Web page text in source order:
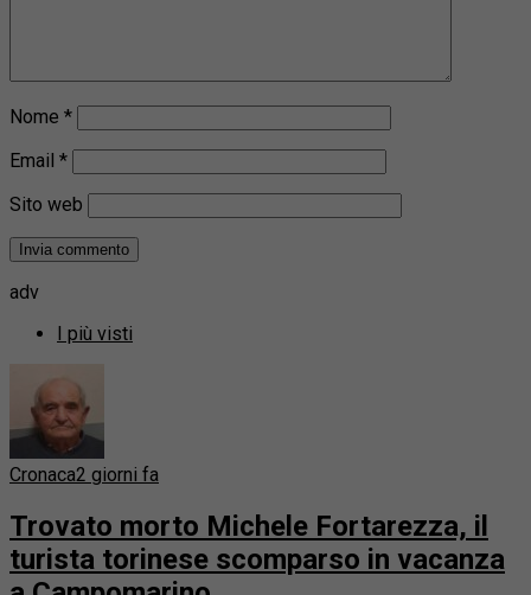
Nome *
Email *
Sito web
adv
I più visti
Cronaca2 giorni fa
Trovato morto Michele Fortarezza, il
turista torinese scomparso in vacanza